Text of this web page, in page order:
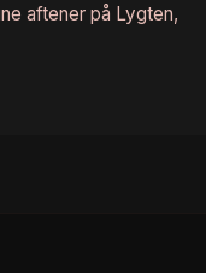
aftener på Lygten,